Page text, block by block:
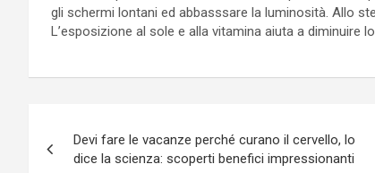
gli schermi lontani ed abbasssare la luminosità. Allo
L’esposizione al sole e alla vitamina aiuta a diminuire
articoli
Devi fare le vacanze perché curano il cervello, lo
dice la scienza: scoperti benefici impressionanti